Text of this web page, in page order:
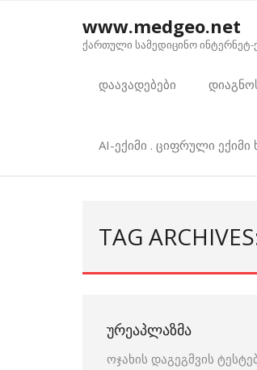
www.medgeo.net
ქართული სამედიცინო
დაავადებები
AI-ექიმი . ციფრული
TAG
ᲣᲠᲔᲐᲞᲚᲐᲖᲛᲐ
ოჯახის დაგეგმვის